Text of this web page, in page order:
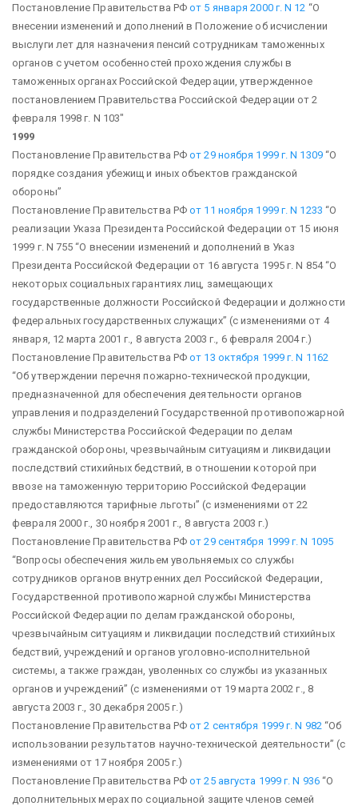
Постановление Правительства РФот 5 января 2000 г. N 12 “О
внесении изменений и дополнений в Положение об исчислении
выслуги лет для назначения пенсий сотрудникам таможенных
органов с учетом особенностей прохождения службы в
таможенных органах Российской Федерации, утвержденное
постановлением Правительства Российской Федерации от 2
февраля 1998 г. N 103″
1999
Постановление Правительства РФот 29 ноября 1999 г. N 1309“О
порядке создания убежищ и иных объектов гражданской
обороны”
Постановление Правительства РФот 11 ноября 1999 г. N 1233 “О
реализации Указа Президента Российской Федерации от 15 июня
1999 г. N 755 “О внесении изменений и дополнений в Указ
Президента Российской Федерации от 16 августа 1995 г. N 854 “О
некоторых социальных гарантиях лиц, замещающих
государственные должности Российской Федерации и должности
федеральных государственных служащих” (с изменениями от 4
января, 12 марта 2001 г., 8 августа 2003 г., 6 февраля 2004 г.)
Постановление Правительства РФот 13 октября 1999 г. N 1162
“Об утверждении перечня пожарно-технической продукции,
предназначенной для обеспечения деятельности органов
управления и подразделений Государственной противопожарной
службы Министерства Российской Федерации по делам
гражданской обороны, чрезвычайным ситуациям и ликвидации
последствий стихийных бедствий, в отношении которой при
ввозе на таможенную территорию Российской Федерации
предоставляются тарифные льготы” (с изменениями от 22
февраля 2000 г., 30 ноября 2001 г., 8 августа 2003 г.)
Постановление Правительства РФот 29 сентября 1999 г. N 1095
“Вопросы обеспечения жильем увольняемых со службы
сотрудников органов внутренних дел Российской Федерации,
Государственной противопожарной службы Министерства
Российской Федерации по делам гражданской обороны,
чрезвычайным ситуациям и ликвидации последствий стихийных
бедствий, учреждений и органов уголовно-исполнительной
системы, а также граждан, уволенных со службы из указанных
органов и учреждений” (с изменениями от 19 марта 2002 г., 8
августа 2003 г., 30 декабря 2005 г.)
Постановление Правительства РФот 2 сентября 1999 г. N 982 “Об
использовании результатов научно-технической деятельности” (с
изменениями от 17 ноября 2005 г.)
Постановление Правительства РФот 25 августа 1999 г. N 936“О
дополнительных мерах по социальной защите членов семей